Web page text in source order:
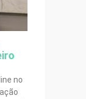
no